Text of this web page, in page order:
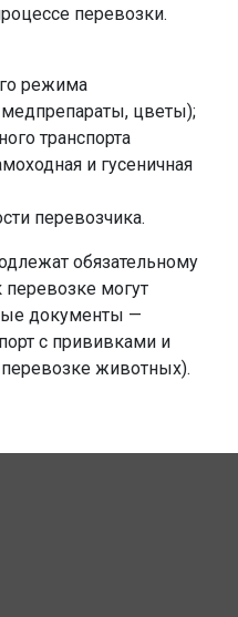
перевозки.
режима
цветы);
транспорта
и гусеничная
перевозчика.
обязательному
перевозке могут
документы —
с прививками и
животных).